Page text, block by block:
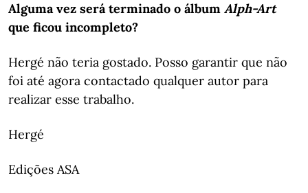
Alguma vez será terminado o álbum Alph-Art
que ficou incompleto?
Hergé não teria gostado. Posso garantir que não
foi até agora contactado qualquer autor para
realizar esse trabalho.
Hergé
Edições ASA